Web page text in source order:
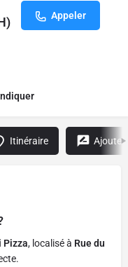
Appeler
Itinéraire Ajouter
Pizza, localisé à Rue du